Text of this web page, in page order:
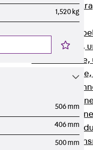
Zurück
Kabelrinnen
R Kabelrinne,
RS
RG
RGM
RGS
RGL
RI
1,520 kg
506 mm
406 mm
500 mm